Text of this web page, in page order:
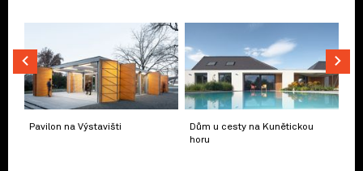
Pavilon na Výstavišti
Dům u cesty na Kunětickou
horu